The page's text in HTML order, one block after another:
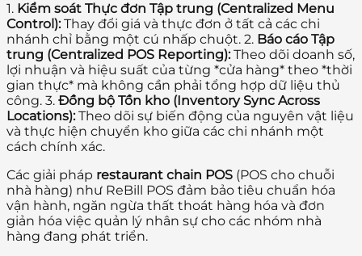
1. Kiểm soát Thực đơn Tập trung (Centralized Menu
Control):Thay đổi giá và thực đơn ở tất cả các chi
nhánh chỉ bằng một cú nhấp chuột. 2. Báo cáo Tập
trung (Centralized POS Reporting):Theo dõi doanh số,
lợi nhuận và hiệu suất của từng *cửa hàng* theo *thời
gian thực* mà không cần phải tổng hợp dữ liệu thủ
công. 3. Đồng bộ Tồn kho (Inventory Sync Across
Locations):Theo dõi sự biến động của nguyên vật liệu
và thực hiện chuyển kho giữa các chi nhánh một
cách chính xác.
Các giải pháp restaurant chain POS (POS cho chuỗi
nhà hàng) như ReBill POS đảm bảo tiêu chuẩn hóa
vận hành, ngăn ngừa thất thoát hàng hóa và đơn
giản hóa việc quản lý nhân sự cho các nhóm nhà
hàng đang phát triển.